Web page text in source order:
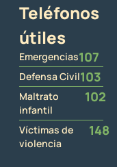
Teléfonos
útiles
Emergencias107
Defensa Civil103
Maltrato
infantil
102
Víctimas de
violencia
148